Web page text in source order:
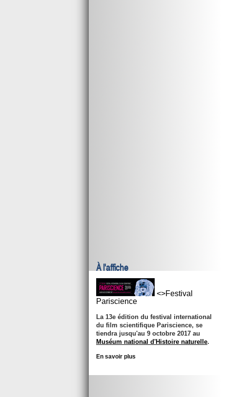
À l'affiche
<>Festival
Pariscience
La 13e édition du festival international
du film scientifique Pariscience, se
tiendra jusqu'au 9 octobre 2017 au
Muséum national d'Histoire naturelle.
En savoir plus